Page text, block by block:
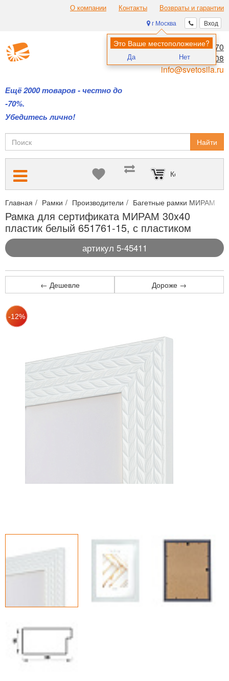
О компании Контакты Возвраты и гарантии
Вход
г Москва
Это Ваше местоположение?
Да Нет
Ещё 2000 товаров - честно до
-70%.
Убедитесь лично!
8 (495) 970-00-70
8 (800) 700-11-08
info@svetosila.ru
Найти
Корзина пуста
Главная Рамки Производители Багетные рамки МИРАМ
Рамка для сертификата МИРАМ 30x40
пластик белый 651761-15, с пластиком
артикул 5-45411
← Дешевле Дороже →